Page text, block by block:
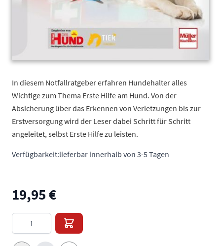
In diesem Notfallratgeber erfahren Hundehalter alles
Wichtige zum Thema Erste Hilfe am Hund. Von der
Absicherung über das Erkennen von Verletzungen bis zur
Erstversorgung wird der Leser dabei Schritt für Schritt
angeleitet, selbst Erste Hilfe zu leisten.
Verfügbarkeit:lieferbar innerhalb von 3-5 Tagen
19,95 €
Menge